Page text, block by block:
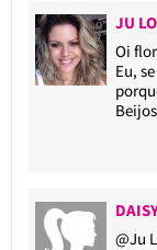
JU
Oi
Eu,
Beijos
@Ju